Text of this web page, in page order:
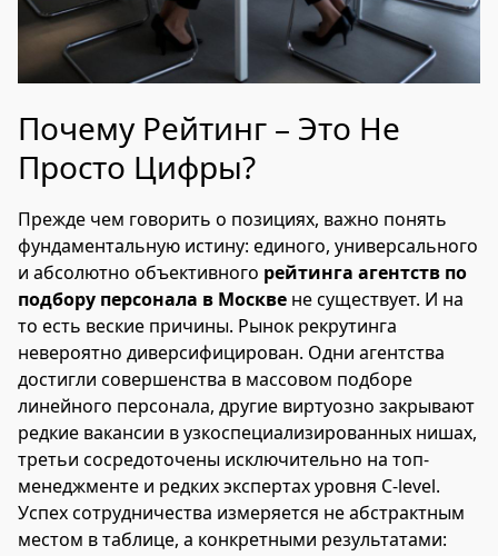
Почему Рейтинг – Это Не
Просто Цифры?
Прежде чем говорить о позициях, важно понять
фундаментальную истину: единого, универсального
и абсолютно объективного рейтинга агентств по
подбору персонала в Москве не существует. И на
то есть веские причины. Рынок рекрутинга
невероятно диверсифицирован. Одни агентства
достигли совершенства в массовом подборе
линейного персонала, другие виртуозно закрывают
редкие вакансии в узкоспециализированных нишах,
третьи сосредоточены исключительно на топ-
менеджменте и редких экспертах уровня C-level.
Успех сотрудничества измеряется не абстрактным
местом в таблице, а конкретными результатами: